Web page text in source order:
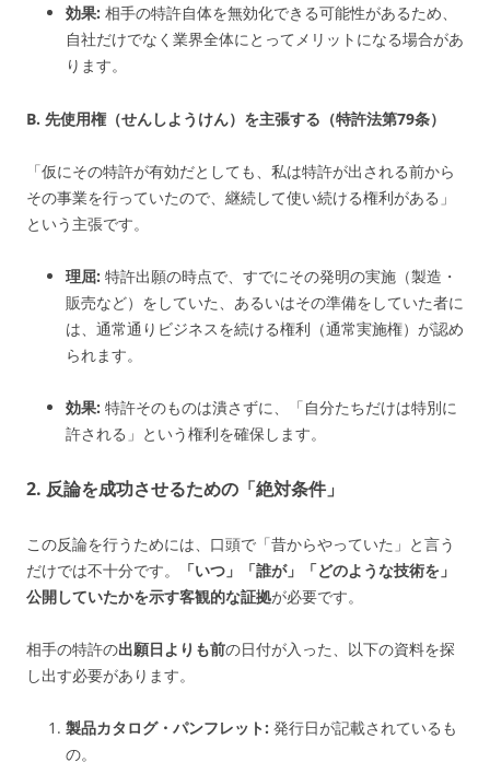
効果: 相手の特許自体を無効化できる可能性があるため、
自社だけでなく業界全体にとってメリットになる場合があ
ります。
B. 先使用権（せんしようけん）を主張する（特許法第79条）
「仮にその特許が有効だとしても、私は特許が出される前から
その事業を行っていたので、継続して使い続ける権利がある」
という主張です。
理屈: 特許出願の時点で、すでにその発明の実施（製造・
販売など）をしていた、あるいはその準備をしていた者に
は、通常通りビジネスを続ける権利（通常実施権）が認め
られます。
効果: 特許そのものは潰さずに、「自分たちだけは特別に
許される」という権利を確保します。
2. 反論を成功させるための「絶対条件」
この反論を行うためには、口頭で「昔からやっていた」と言う
だけでは不十分です。
「いつ」「誰が」「どのような技術を」
公開していたかを示す客観的な証拠が必要です。
相手の特許の出願日よりも前の日付が入った、以下の資料を探
し出す必要があります。
製品カタログ・パンフレット: 発行日が記載されているも
の。